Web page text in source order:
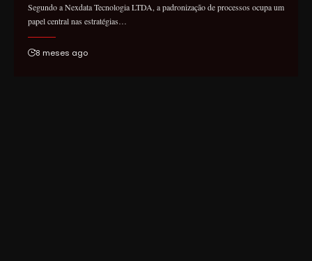
Segundo a Nexdata Tecnologia LTDA, a padronização de processos ocupa um
papel central nas estratégias…
8 meses ago